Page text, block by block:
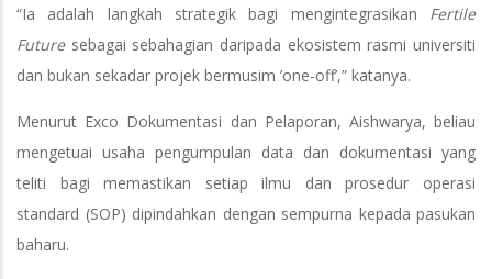
“Ia adalah langkah strategik bagi mengintegrasikan Fertile
Futuresebagai sebahagian daripada ekosistem rasmi universiti
dan bukan sekadar projek bermusim ’one-off’,” katanya.
Menurut Exco Dokumentasi dan Pelaporan, Aishwarya, beliau
mengetuai usaha pengumpulan data dan dokumentasi yang
teliti bagi memastikan setiap ilmu dan prosedur operasi
standard (SOP) dipindahkan dengan sempurna kepada pasukan
baharu.